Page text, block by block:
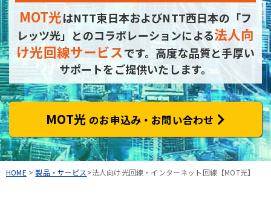
MOT光はNTT東日本およびNTT西日本の 「フ
レッツ光」とのコラボレーションによる法人向
け光回線サービスです。 高度な品質と手厚い
サポートをご提供いたします。
MOT光 のお申込み・お問い合わせ
HOME >製品・サービス >法人向け光回線・インターネット回線【MOT光】